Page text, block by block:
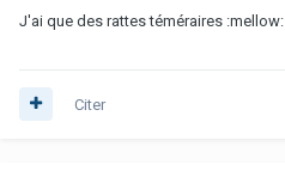
J'ai que des rattes téméraires :mellow:
Citer